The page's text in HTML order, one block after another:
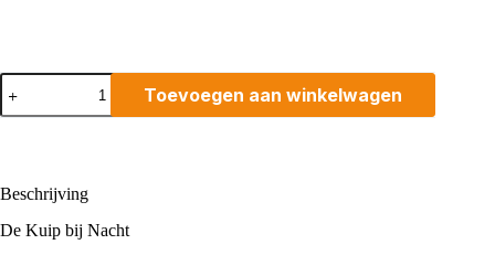
De
Kuip
bij
Toevoegen aan winkelwagen
Beschrijving
De Kuip bij Nacht